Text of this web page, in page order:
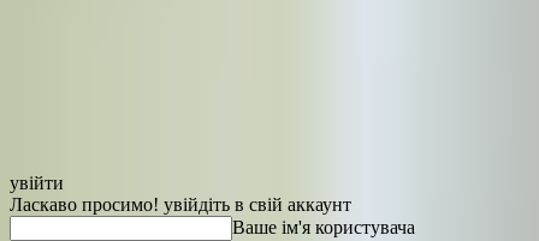
увійти
Ласкаво просимо! увійдіть в свій аккаунт
Ваше ім'я користувача